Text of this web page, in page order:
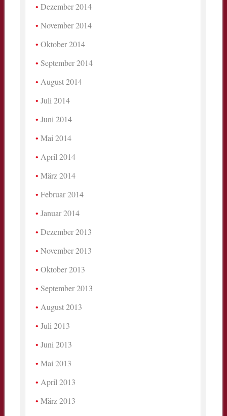
Dezember 2014
November 2014
Oktober 2014
September 2014
August 2014
Juli 2014
Juni 2014
Mai 2014
April 2014
März 2014
Februar 2014
Januar 2014
Dezember 2013
November 2013
Oktober 2013
September 2013
August 2013
Juli 2013
Juni 2013
Mai 2013
April 2013
März 2013